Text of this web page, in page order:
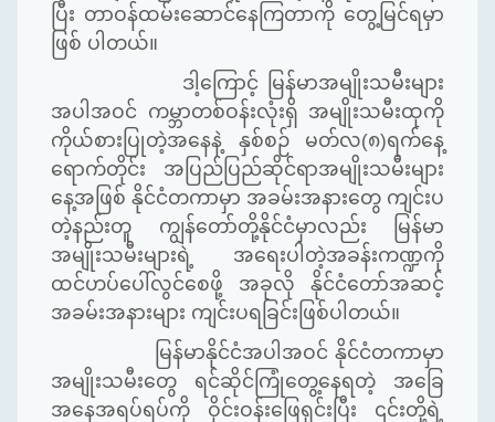
ပြီး တာဝန်ထမ်းဆောင်နေကြတာကို တွေ့မြင်ရမှာ
ဖြစ် ပါတယ်။
ဒါ့ကြောင့် မြန်မာအမျိုးသမီးများ
အပါအဝင် ကမ္ဘာတစ်ဝန်းလုံးရှိ အမျိုးသမီးထုကို
ကိုယ်စားပြုတဲ့အနေနဲ့ နှစ်စဉ် မတ်လ(၈)ရက်နေ့
ရောက်တိုင်း အပြည်ပြည်ဆိုင်ရာအမျိုးသမီးများ
နေ့အဖြစ် နိုင်ငံတကာမှာ အခမ်းအနားတွေ ကျင်းပ
တဲ့နည်းတူ ကျွန်တော်တို့နိုင်ငံမှာလည်း မြန်မာ
အမျိုးသမီးများရဲ့ အရေးပါတဲ့အခန်းကဏ္ဍကို
ထင်ဟပ်ပေါ်လွင်စေဖို့ အခုလို နိုင်ငံတော်အဆင့်
အခမ်းအနားများ ကျင်းပရခြင်းဖြစ်ပါတယ်။
မြန်မာနိုင်ငံအပါအဝင် နိုင်ငံတကာမှာ
အမျိုးသမီးတွေ ရင်ဆိုင်ကြုံတွေ့နေရတဲ့ အခြေ
အနေအရပ်ရပ်ကို ဝိုင်းဝန်းဖြေရှင်းပြီး ၎င်းတို့ရဲ့